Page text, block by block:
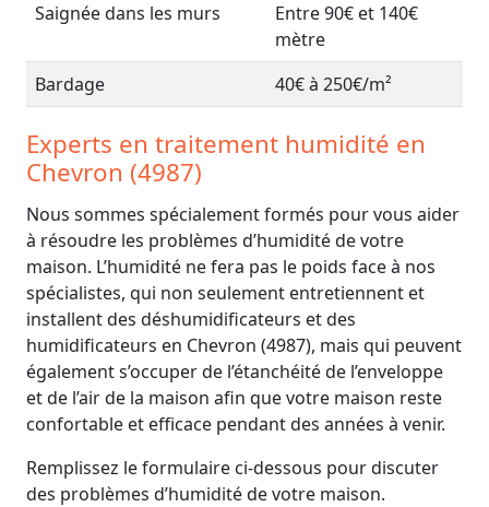
Saignée dans les murs
Entre 90€ et 140€
mètre
Bardage
40€ à 250€/m²
Experts en traitement humidité en
Chevron (4987)
Nous sommes spécialement formés pour vous aider
à résoudre les problèmes d’humidité de votre
maison. L’humidité ne fera pas le poids face à nos
spécialistes, qui non seulement entretiennent et
installent des déshumidificateurs et des
humidificateurs en Chevron (4987), mais qui peuvent
également s’occuper de l’étanchéité de l’enveloppe
et de l’air de la maison afin que votre maison reste
confortable et efficace pendant des années à venir.
Remplissez le formulaire ci-dessous pour discuter
des problèmes d’humidité de votre maison.